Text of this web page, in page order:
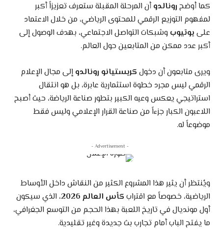
كما أوضحرونالدوأن المرحلة المقبلة ستعرف تعزيزاً أكبر
لمفهوم التوزيع الرقمي للمحتوى الرياضي، من خلال الاعتماد
علىيوتيوبوشبكات التواصل الاجتماعي، بهدف الوصول إلى
أكبر عدد ممكن من المتابعين حول العالم.
ويرى متابعون أن دخولكريستيانو رونالدوإلى مجال الإعلام
الرقمي ليس مجرد خطوة استثمارية عابرة، بل هو انتقال
استراتيجي يعكس وعيه الكبير بتطور صناعة الرياضة، حيث أصبح
اللاعبون الكبار جزءاً من صناعة القرار الإعلامي وليس فقط
موضوعاً له.
ويُنتظر أن يثير هذا المشروع الكثير من النقاش داخل الأوساط
الرياضية، خصوصاً مع اقترابكأس العالم 2026
، الذي سيكون
أول مونديال في تاريخ اللعبة بهذا الحجم من التوسع الجغرافي،
ما يفتح الباب أمام تجارب بث جديدة وغير تقليدية.